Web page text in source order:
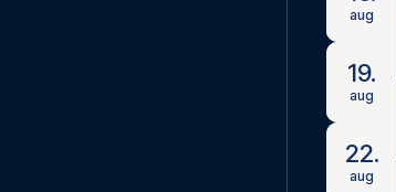
aug
19.
aug
22.
aug